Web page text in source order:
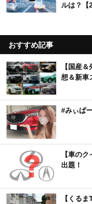
ルは？【
おすすめ記事
【国産
想＆新車
#みぃぱ
【車の
出題！
【くる